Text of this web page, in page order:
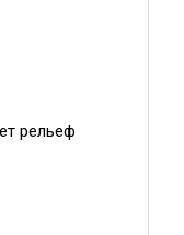
рельеф